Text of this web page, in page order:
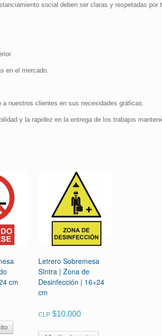
social deben ser claras y respetadas por
en el mercado.
nuestros clientes en sus necesidades gráficas.
y la rapidez en la entrega de los trabajos
cm
Letrero Sobremesa
SIntra | Zona de
Desinfección | 16×24
cm
CLP $10.000